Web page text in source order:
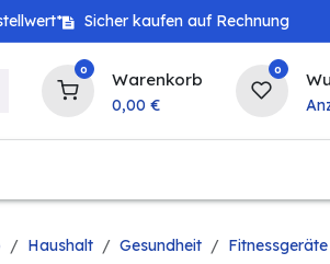
Sicher kaufen auf Rechnung
0 Warenkorb
0,00 €
0
Haushalt Gesundheit Fitnessgeräte